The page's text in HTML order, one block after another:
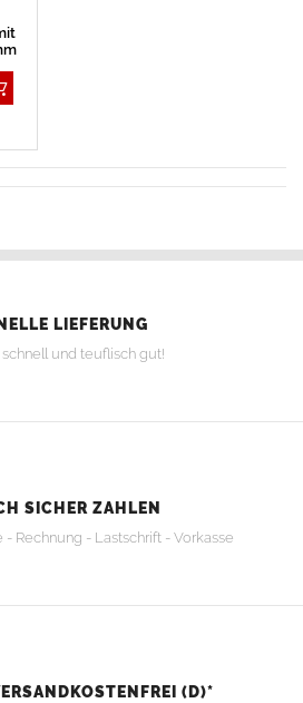
LIEFERUNG
und teuflisch gut!
SICHER ZAHLEN
- Rechnung - Lastschrift - Vorkasse
(D)*